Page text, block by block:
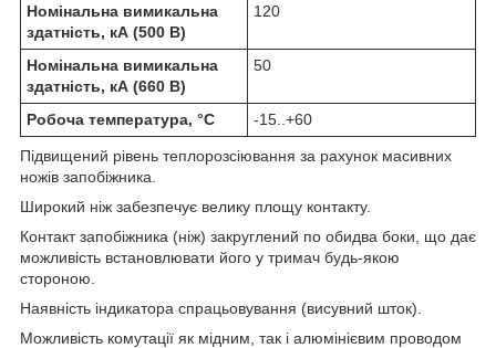
Номінальна вимикальна
здатність, кА (500 В)
120
Номінальна вимикальна
здатність, кА (660 В)
50
Робоча температура, °C -15..+60
Підвищений рівень теплорозсіювання за рахунок масивних
ножів запобіжника.
Широкий ніж забезпечує велику площу контакту.
Контакт запобіжника (ніж) закруглений по обидва боки, що дає
можливість встановлювати його у тримач будь-якою
стороною.
Наявність індикатора спрацьовування (висувний шток).
Можливість комутації як мідним, так і алюмінієвим проводом